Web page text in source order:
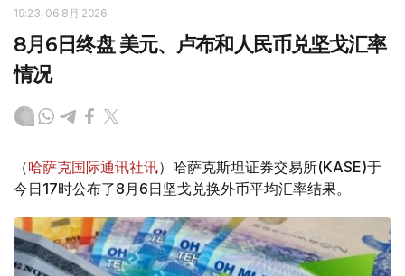
19:23, 06 8月 2026
8月6日终盘 美元、卢布和人民币兑坚戈汇率
情况
（哈萨克国际通讯社讯）哈萨克斯坦证券交易所(KASE)于
今日17时公布了8月6日坚戈兑换外币平均汇率结果。